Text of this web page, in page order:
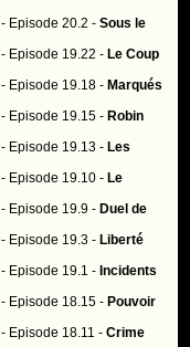
- Episode 20.2 -Sous le
- Episode 19.22 - Le Coup
- Episode 19.18 - Marqués
- Episode 19.15 - Robin
- Episode 19.13 - Les
- Episode 19.10 - Le
- Episode 19.9 - Duel de
- Episode 19.3 - Liberté
- Episode 19.1 - Incidents
- Episode 18.15 - Pouvoir
- Episode 18.11 -Crime